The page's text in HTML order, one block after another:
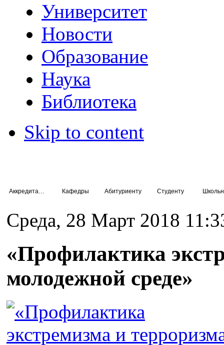
Университет
Новости
Образование
Наука
Библиотека
Skip to content
Кафедры Абитуриенту Студенту
Среда, 28 Март 2018
«Профилактика
молодежной среде»